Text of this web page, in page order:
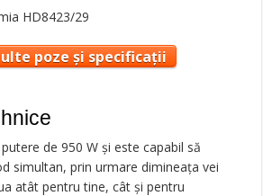
poze și specificații
de 950 W și este capabil să
simultan, prin urmare dimineața vei
atât pentru tine, cât și pentru